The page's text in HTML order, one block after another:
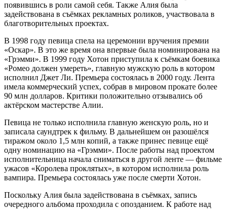
появившись в роли самой себя. Также Алия была
задействована в съёмках рекламных роликов, участвовала в
благотворительных проектах.
В 1998 году певица спела на церемонии вручения премии
«Оскар». В это же время она впервые была номинирована на
«Грэмми». В 1999 году Хотон приступила к съёмкам боевика
«Ромео должен умереть», главную мужскую роль в котором
исполнил Джет Ли. Премьера состоялась в 2000 году. Лента
имела коммерческий успех, собрав в мировом прокате более
90 млн долларов. Критики положительно отзывались об
актёрском мастерстве Алии.
Певица не только исполнила главную женскую роль, но и
записала саундтрек к фильму. В дальнейшем он разошёлся
тиражом около 1,5 млн копий, а также принес певице ещё
одну номинацию на «Грэмми». После работы над проектом
исполнительница начала сниматься в другой ленте — фильме
ужасов «Королева проклятых», в котором исполнила роль
вампира. Премьера состоялась уже после смерти Хотон.
Поскольку Алия была задействована в съёмках, запись
очередного альбома проходила с опозданием. К работе над